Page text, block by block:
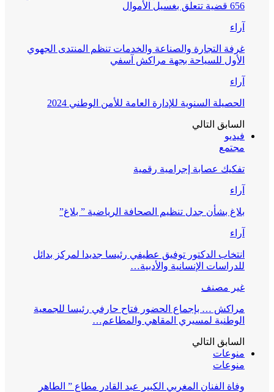
656 قضية تتعلق بغسيل الأموال
آراء
غرفة التجارة والصناعة والخدمات تنظم المنتدى الجهوي
الأول للسياحة بجهة مراكش آسفي
آراء
الحصيلة السنوية للإدارة العامة للأمن الوطني 2024
السابق التالي
فيديو
مجتمع
تفكيك عصابة إجرامية رقمية
آراء
بلاغ بشأن جدل تنظيم الصحافة الرياضية ” بلاغ”
آراء
انتخاب الدكتور توفيق عطيفي رئيسا جديدا لمركز بدائل
للدراسات الإنسانية والأدبية…
غير مصنف
مراكش … بإجماع الحضور فتاح حارفي رئيسا للجمعية
الوطنية لمسيري المقاهي والمطاعم…
السابق التالي
منوعات
منوعات
وفاة الفنان المغربي الكبير عبد القادر مطاع ” الطاهر